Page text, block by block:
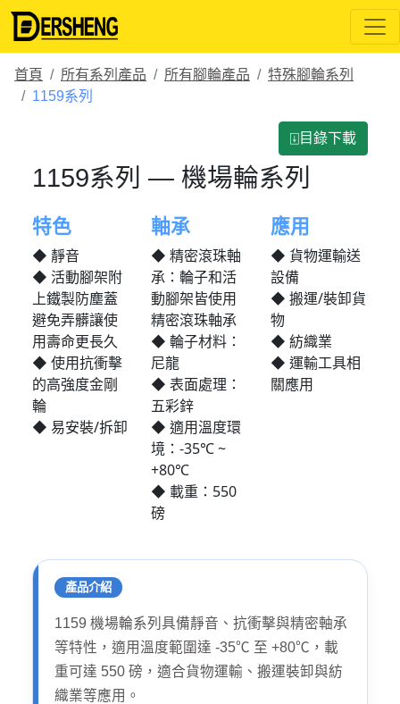
首頁 所有系列產品 所有腳輪產品
特殊腳輪系列
1159系列
⍗目錄下載
1159系列 — 機場輪系列
特色
◆ 靜音
◆ 活動腳架附
上鐵製防塵蓋
避免弄髒讓使
用壽命更長久
◆ 使用抗衝擊
的高強度金剛
輪
◆ 易安裝/拆卸
軸承
◆ 精密滾珠軸
承：輪子和活
動腳架皆使用
精密滾珠軸承
◆ 輪子材料：
尼龍
◆ 表面處理：
五彩鋅
◆ 適用溫度環
境：-35℃ ~
+80℃
◆ 載重：550
磅
應用
◆ 貨物運輸送
設備
◆ 搬運/裝卸貨
物
◆ 紡織業
◆ 運輸工具相
關應用
產品介紹
1159 機場輪系列具備靜音、抗衝擊與精密軸承
等特性，適用溫度範圍達 -35℃ 至 +80℃，載
重可達 550 磅，適合貨物運輸、搬運裝卸與紡
織業等應用。